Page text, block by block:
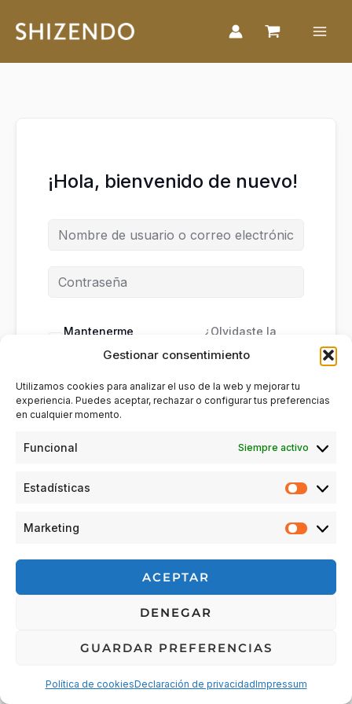
Gestionar consentimiento
Utilizamos cookies para analizar el uso de la web y mejorar tu
experiencia. Puedes aceptar, rechazar o configurar tus preferencias
en cualquier momento.
Funcional Siempre activo
Estadísticas
Marketing
ACEPTAR
DENEGAR
GUARDAR PREFERENCIAS
Política de cookiesDeclaración de privacidadImpressum
¡Hola, bienvenido de nuevo!
Mantenerme
conectado
¿Olvidaste la
contraseña?
Acceder
Aviso legal|Política de privacidad|Política de Cookies|
Terminos y condiciones | Cancelaciones, devoluciones y